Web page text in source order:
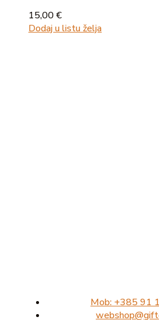
15,00€
Dodaj u listu želja
Mob: +385 91